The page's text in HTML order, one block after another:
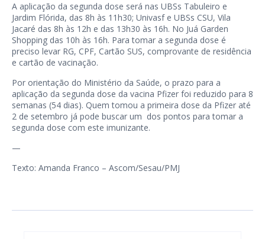
A aplicação da segunda dose será nas UBSs Tabuleiro e
Jardim Flórida, das 8h às 11h30; Univasf e UBSs CSU, Vila
Jacaré das 8h às 12h e das 13h30 às 16h. No Juá Garden
Shopping das 10h às 16h. Para tomar a segunda dose é
preciso levar RG, CPF, Cartão SUS, comprovante de residência
e cartão de vacinação.
Por orientação do Ministério da Saúde, o prazo para a
aplicação da segunda dose da vacina Pfizer foi reduzido para 8
semanas (54 dias). Quem tomou a primeira dose da Pfizer até
2 de setembro já pode buscar um dos pontos para tomar a
segunda dose com este imunizante.
—
Texto: Amanda Franco – Ascom/Sesau/PMJ